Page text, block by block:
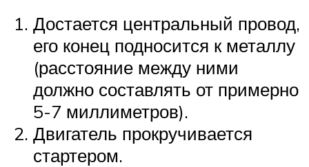
Достается центральный провод,
его конец подносится к металлу
(расстояние между ними
должно составлять от примерно
5-7 миллиметров).
Двигатель прокручивается
стартером.